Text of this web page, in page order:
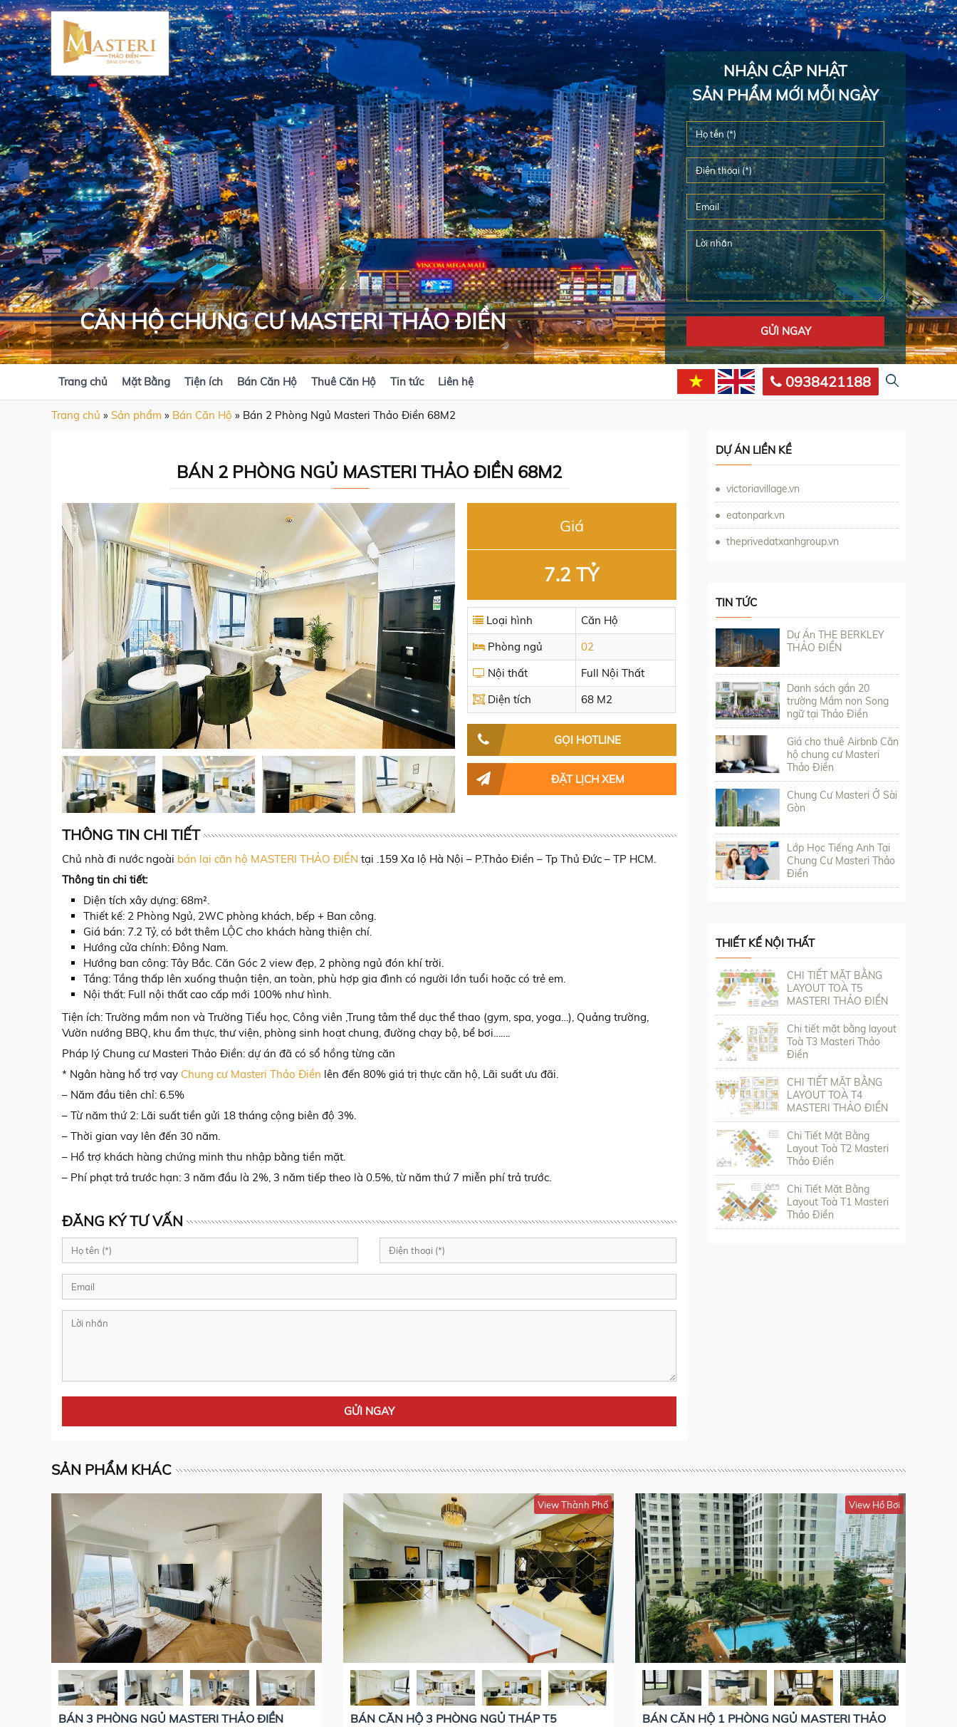
NHẬN CẬP NHẬT
SẢN PHẨM MỚI MỖI NGÀY
CĂN HỘ CHUNG CƯ MASTERI THẢO ĐIỀN
0938421188
Trang chủ Mặt Bằng Tiện ích Bán Căn Hộ Thuê Căn Hộ Tin tức Liên hệ
Trang chủ » Sản phẩm » Bán Căn Hộ » Bán 2 Phòng Ngủ Masteri Thảo Điền 68M2
BÁN 2 PHÒNG NGỦ MASTERI THẢO ĐIỀN 68M2
Giá
7.2 TỶ
Loại hình
Căn Hộ
Phòng ngủ
02
Nội thất
Full Nội Thất
Diện tích
68 M2
GỌI HOTLINE
ĐẶT LỊCH XEM
THÔNG TIN CHI TIẾT
Chủ nhà đi nước ngoài bán lại căn hộ MASTERI THẢO ĐIỀN tại .159 Xa lộ Hà Nội – P.Thảo Điền – Tp Thủ Đức – TP HCM.
Thông tin chi tiết:
Diện tích xây dựng: 68m².
Thiết kế: 2 Phòng Ngủ, 2WC phòng khách, bếp + Ban công.
Giá bán: 7.2 Tỷ, có bớt thêm LỘC cho khách hàng thiện chí.
Hướng cửa chính: Đông Nam.
Hướng ban công: Tây Bắc. Căn Góc 2 view đẹp, 2 phòng ngủ đón khí trời.
Tầng: Tầng thấp lên xuống thuận tiện, an toàn, phù hợp gia đình có người lớn tuổi hoặc có trẻ em.
Nội thất: Full nội thất cao cấp mới 100% như hình.
Tiện ích: Trường mầm non và Trường Tiểu học, Công viên ,Trung tâm thể dục thể thao (gym, spa, yoga…), Quảng trường,
Vườn nướng BBQ, khu ẩm thực, thư viện, phòng sinh hoạt chung, đường chạy bộ, bể bơi…….
Pháp lý Chung cư Masteri Thảo Điền: dự án đã có sổ hồng từng căn
* Ngân hàng hổ trợ vay Chung cư Masteri Thảo Điền lên đến 80% giá trị thực căn hộ, Lãi suất ưu đãi.
– Năm đầu tiên chỉ: 6.5%
– Từ năm thứ 2: Lãi suất tiền gửi 18 tháng cộng biên độ 3%.
– Thời gian vay lên đến 30 năm.
– Hổ trợ khách hàng chứng minh thu nhập bằng tiền mặt.
– Phí phạt trả trước hạn: 3 năm đầu là 2%, 3 năm tiếp theo là 0.5%, từ năm thứ 7 miễn phí trả trước.
ĐĂNG KÝ TƯ VẤN
DỰ ÁN LIỀN KỀ
victoriavillage.vn
eatonpark.vn
theprivedatxanhgroup.vn
TIN TỨC
Dự Án THE BERKLEY
THẢO ĐIỀN
Danh sách gần 20
trường Mầm non Song
ngữ tại Thảo Điền
Giá cho thuê Airbnb Căn
hộ chung cư Masteri
Thảo Điền
Chung Cư Masteri Ở Sài
Gòn
Lớp Học Tiếng Anh Tại
Chung Cư Masteri Thảo
Điền
THIẾT KẾ NỘI THẤT
CHI TIẾT MẶT BẰNG
LAYOUT TOÀ T5
MASTERI THẢO ĐIỀN
Chi tiết mặt bằng layout
Toà T3 Masteri Thảo
Điền
CHI TIẾT MẶT BẰNG
LAYOUT TOÀ T4
MASTERI THẢO ĐIỀN
Chi Tiết Mặt Bằng
Layout Toà T2 Masteri
Thảo Điền
Chi Tiết Mặt Bằng
Layout Toà T1 Masteri
Thảo Điền
SẢN PHẨM KHÁC
BÁN 3 PHÒNG NGỦ MASTERI THẢO ĐIỀN
View Thành Phố
BÁN CĂN HỘ 3 PHÒNG NGỦ THÁP T5
View Hồ Bơi
BÁN CĂN HỘ 1 PHÒNG NGỦ MASTERI THẢO